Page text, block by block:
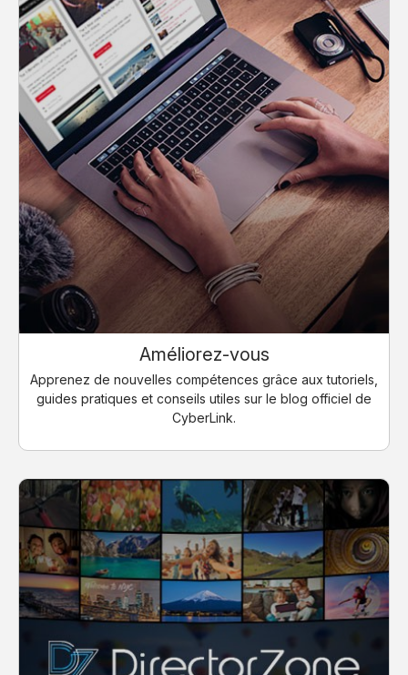
Améliorez-vous
Apprenez de nouvelles compétences grâce aux tutoriels,
guides pratiques et conseils utiles sur le blog officiel de
CyberLink.